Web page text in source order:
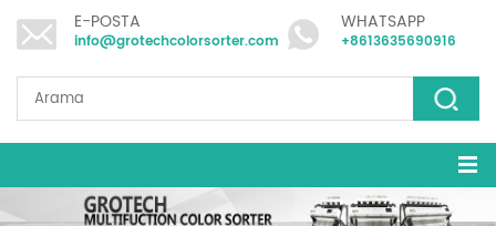
E-POSTA
info@grotechcolorsorter.com
WHATSAPP
+8613635690916